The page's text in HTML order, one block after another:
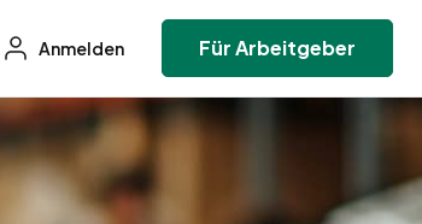
Anmelden Für Arbeitgeber